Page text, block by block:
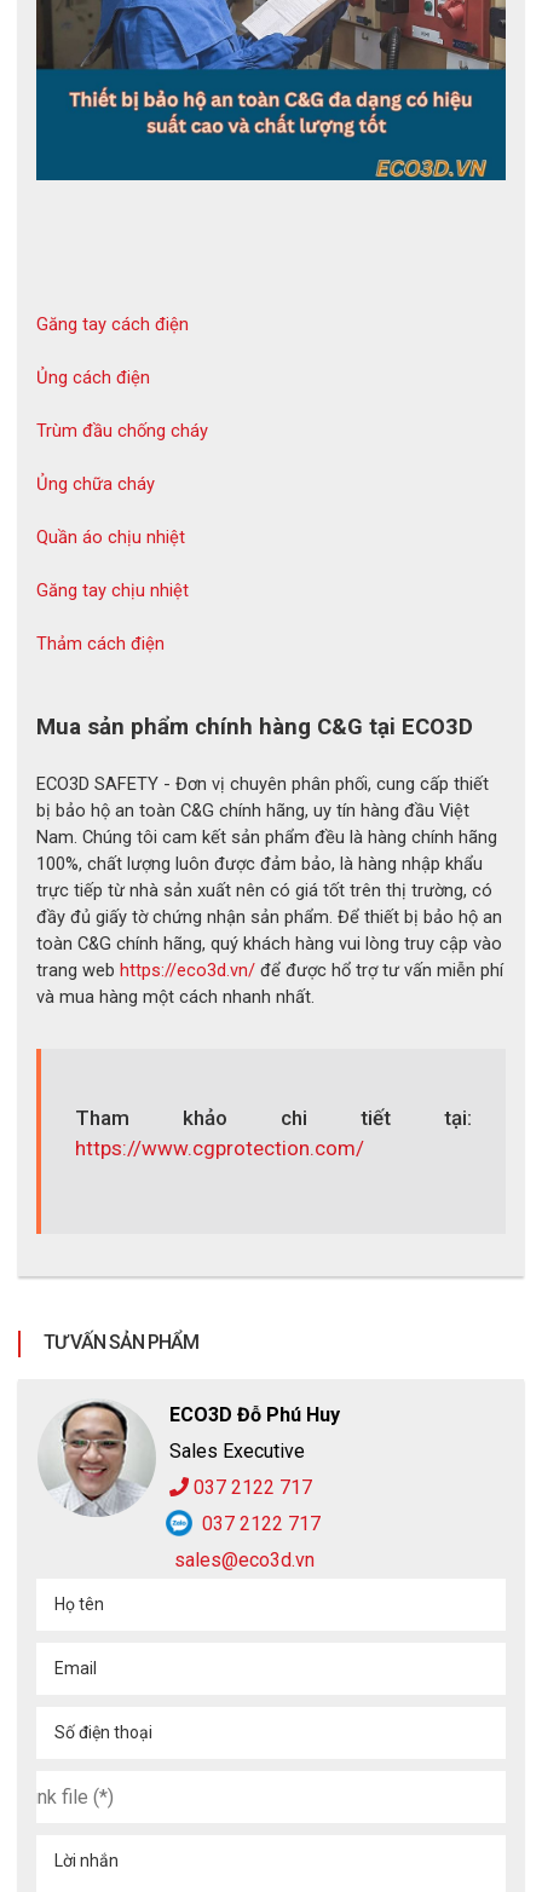
vậy. Do đó, mà đây cũng được xem là một trong những thiết kế
nổi bật của găng tay cách điện Novax.
Bề mặt trơn nhẵn chống bám bụi
Không dập nổi hay nhám chéo, găng tay cách điện C&G
có bề mặt trơn nhẵn chống bám bụi. Bên cạnh đó, nó cũng dễ
vưới việc găng tay được giữ mới lâu hơn.
- Sản phẩm được đóng gói 1 đôi/ hộp, 12 hộp/thùng
- Hướng dẫn bảo quản và sử dụng:
+ Bảo quản sản phẩm tại nơi khô ráo, tránh ánh nắng trực tiếp
từ mặt trời
+ Tránh bảo quản sản phẩm tại các nơi có nhiệt độ cao
+ Không đặt sản phẩm tại các nơi ẩm thẩm
+ Không sử dụng các hóa chất tẩy rửa khi sản phẩm bị bẩn
+ Sử dụng sản phẩm kèm găng tay da bảo hộ để tăng độ bền
được phân phối khá nhiều trên thị trường. Hiện các sản phẩm
Găng tay cách điện
Ủng cách điện
Trùm đầu chống cháy
Ủng chữa cháy
Quần áo chịu nhiệt
Găng tay chịu nhiệt
Thảm cách điện
Mua sản phẩm chính hàng C&G tại ECO3D
ECO3D SAFETY - Đơn vị chuyên phân phối, cung cấp thiết
bị bảo hộ an toàn C&G chính hãng, uy tín hàng đầu Việt
Nam. Chúng tôi cam kết sản phẩm đều là hàng chính hãng
100%, chất lượng luôn được đảm bảo, là hàng nhập khẩu
trực tiếp từ nhà sản xuất nên có giá tốt trên thị trường, có
đầy đủ giấy tờ chứng nhận sản phẩm. Để thiết bị bảo hộ an
toàn C&G chính hãng, quý khách hàng vui lòng truy cập vào
trang web https://eco3d.vn/ để được hổ trợ tư vấn miễn phí
và mua hàng một cách nhanh nhất.
Tham khảo chi tiết tại:
https://www.cgprotection.com/
TƯ VẤN SẢN PHẨM
ECO3D Đỗ Phú Huy
Sales Executive
037 2122 717
037 2122 717
sales@eco3d.vn
Họ tên
Email
Số điện thoại
Lời nhắn